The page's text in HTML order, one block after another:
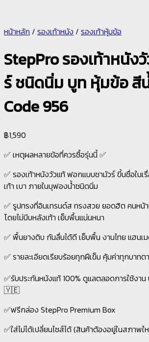
หน้าหลัก / รองเท้าหนัง / รองเท้าหุ้มข้อ
StepPro รองเท้าหนัง
ร์ ชนิดนิ่ม บูท หุ้มข้อ สี
Code 956
฿1,590
✅ เหตุผลหลายข้อที่ควรซื้อรุ่นนี้ ✅
✅ รองเท้าหนังวัวแท้ ฟอกแบบชามัวร์ ขี้นชื่อในเ
เท้า เบา ภายในบุฟองน้ำชนิดนิ่ม
✅ รูปทรงที่อินเทรนด์ส ทรงสวย ยอดฮิต คนหน้า
โดยไม่บีบหลังเท้า เย็บพื้นแน่นหนา
✅ พื้นยางดิบ กันลื่นได้ดี เย็บพื้น งานไทย แฮนเ
✅ รายละเอียดเรียบร้อยทุกฝีเข็ม คุ้มค่าทุกบาทต
✅รับประกันหนังแท้ 100% ดูแลตลอดการใช้งาน
🇾🇪
✅ฟรีกล่อง StepPro Premium Box
✅ใส่ไม่ได้เปลี่ยนไซส์ได้ (สินค้าต้องอยู่ในสภาพใ